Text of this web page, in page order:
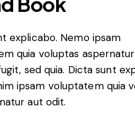
explicabo. Nemo ipsam
quia voluptas
sed quia. Dicta sunt
ipsam voluptatem quia
aut odit.